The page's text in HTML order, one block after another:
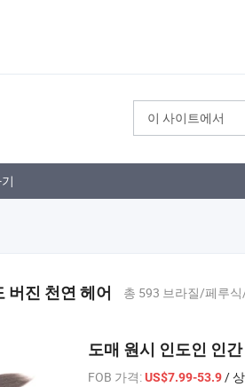
이 사이트에서
진 천연 헤어 총 593 브라질/페루
도매 원시 인도인 인
FOB 가격:US$7.99-53.9/